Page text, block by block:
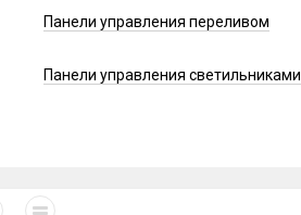
Панели управления переливом
Панели управления светильниками